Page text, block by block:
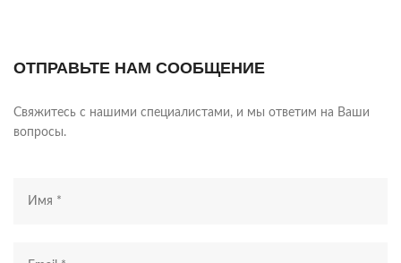
ОТПРАВЬТЕ НАМ СООБЩЕНИЕ
Свяжитесь с нашими специалистами, и мы ответим на Ваши
вопросы.